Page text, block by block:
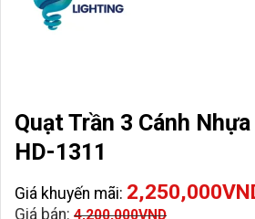
Quạt Trần 3 Cánh Nhựa
HD-1311
Giá khuyến mãi: 2,250,000
Giá bán: 4,200,000VND